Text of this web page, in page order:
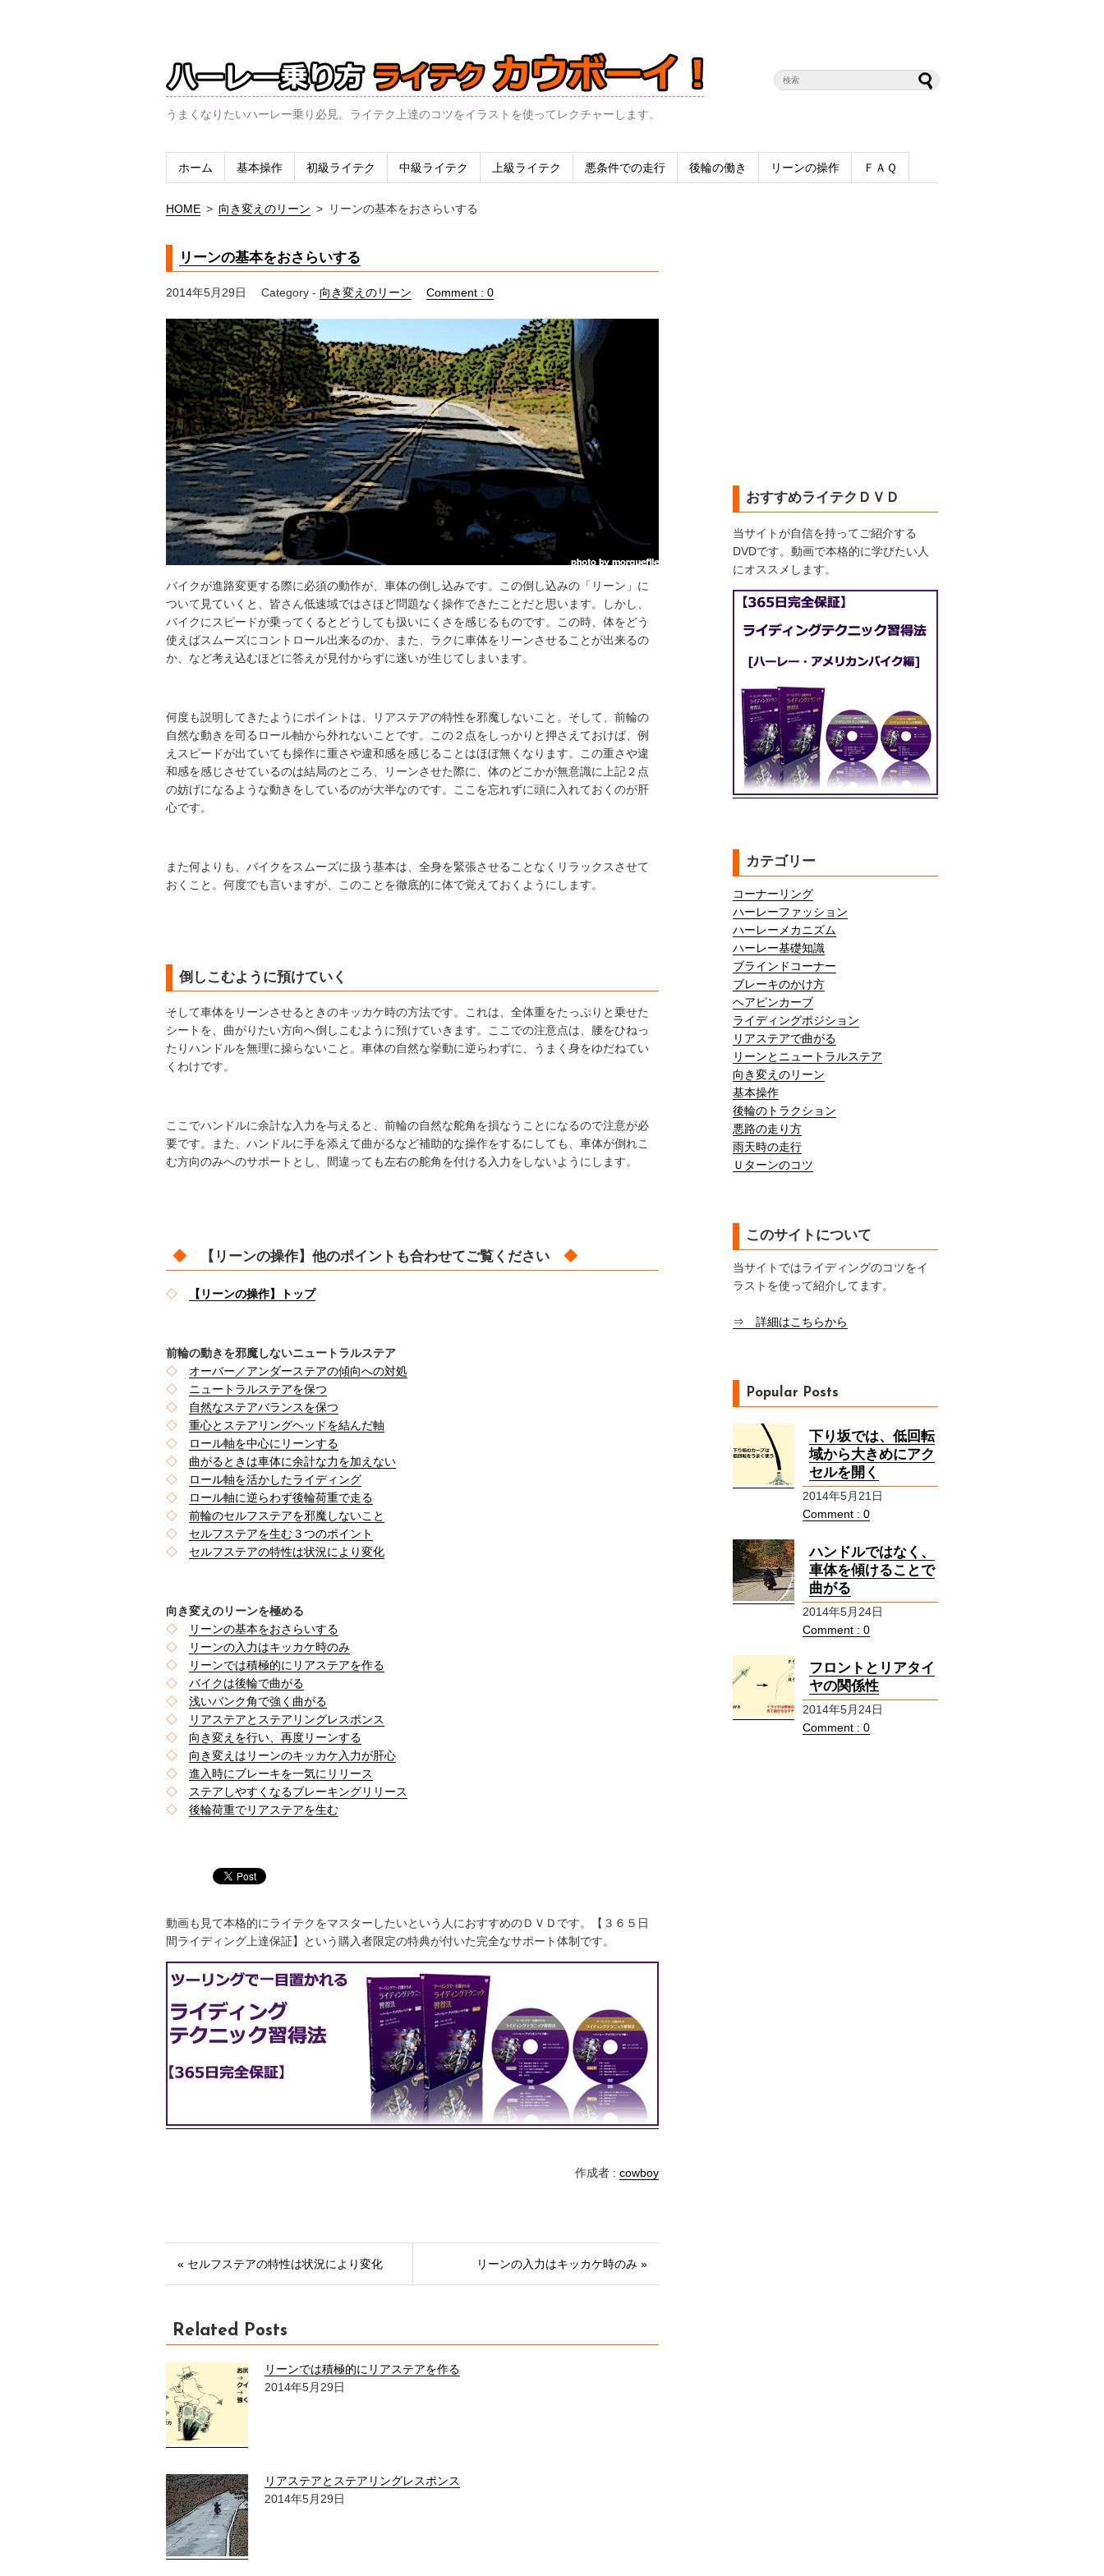
うまくなりたいハーレー乗り必見。ライテク上達のコツをイラストを使ってレクチャーします。
ホーム 基本操作 初級ライテク 中級ライテク 上級ライテク 悪条件での走行 後輪の働き リーンの操作 ＦＡＱ
HOME > 向き変えのリーン > リーンの基本をおさらいする
リーンの基本をおさらいする
2014年5月29日 Category - 向き変えのリーン Comment : 0
バイクが進路変更する際に必須の動作が、車体の倒し込みです。この倒し込みの「リーン」に
ついて見ていくと、皆さん低速域ではさほど問題なく操作できたことだと思います。しかし、
バイクにスピードが乗ってくるとどうしても扱いにくさを感じるものです。この時、体をどう
使えばスムーズにコントロール出来るのか、また、ラクに車体をリーンさせることが出来るの
か、など考え込むほどに答えが見付からずに迷いが生じてしまいます。
何度も説明してきたようにポイントは、リアステアの特性を邪魔しないこと。そして、前輪の
自然な動きを司るロール軸から外れないことです。この２点をしっかりと押さえておけば、例
えスピードが出ていても操作に重さや違和感を感じることはほぼ無くなります。この重さや違
和感を感じさせているのは結局のところ、リーンさせた際に、体のどこかが無意識に上記２点
の妨げになるような動きをしているのが大半なのです。ここを忘れずに頭に入れておくのが肝
心です。
また何よりも、バイクをスムーズに扱う基本は、全身を緊張させることなくリラックスさせて
おくこと。何度でも言いますが、このことを徹底的に体で覚えておくようにします。
倒しこむように預けていく
そして車体をリーンさせるときのキッカケ時の方法です。これは、全体重をたっぷりと乗せた
シートを、曲がりたい方向へ倒しこむように預けていきます。ここでの注意点は、腰をひねっ
たりハンドルを無理に操らないこと。車体の自然な挙動に逆らわずに、うまく身をゆだねてい
くわけです。
ここでハンドルに余計な入力を与えると、前輪の自然な舵角を損なうことになるので注意が必
要です。また、ハンドルに手を添えて曲がるなど補助的な操作をするにしても、車体が倒れこ
む方向のみへのサポートとし、間違っても左右の舵角を付ける入力をしないようにします。
◆ 【リーンの操作】他のポイントも合わせてご覧ください ◆
◇ 【リーンの操作】トップ
前輪の動きを邪魔しないニュートラルステア
◇
オーバー／アンダーステアの傾向への対処
◇
ニュートラルステアを保つ
◇
自然なステアバランスを保つ
◇
重心とステアリングヘッドを結んだ軸
◇
ロール軸を中心にリーンする
◇
曲がるときは車体に余計な力を加えない
◇
ロール軸を活かしたライディング
◇
ロール軸に逆らわず後輪荷重で走る
◇
前輪のセルフステアを邪魔しないこと
◇
セルフステアを生む３つのポイント
◇
セルフステアの特性は状況により変化
向き変えのリーンを極める
◇
リーンの基本をおさらいする
◇
リーンの入力はキッカケ時のみ
◇
リーンでは積極的にリアステアを作る
◇
バイクは後輪で曲がる
◇
浅いバンク角で強く曲がる
◇
リアステアとステアリングレスポンス
◇
向き変えを行い、再度リーンする
◇
向き変えはリーンのキッカケ入力が肝心
◇
進入時にブレーキを一気にリリース
◇
ステアしやすくなるブレーキングリリース
◇
後輪荷重でリアステアを生む
動画も見て本格的にライテクをマスターしたいという人におすすめのＤＶＤです。【３６５日
間ライディング上達保証】という購入者限定の特典が付いた完全なサポート体制です。
作成者 : cowboy
« セルフステアの特性は状況により変化 リーンの入力はキッカケ時のみ »
Related Posts
リーンでは積極的にリアステアを作る
2014年5月29日
リアステアとステアリングレスポンス
2014年5月29日
おすすめライテクＤＶＤ
当サイトが自信を持ってご紹介する
DVDです。動画で本格的に学びたい人
にオススメします。
カテゴリー
コーナーリング
ハーレーファッション
ハーレーメカニズム
ハーレー基礎知識
ブラインドコーナー
ブレーキのかけ方
ヘアピンカーブ
ライディングポジション
リアステアで曲がる
リーンとニュートラルステア
向き変えのリーン
基本操作
後輪のトラクション
悪路の走り方
雨天時の走行
Ｕターンのコツ
このサイトについて
当サイトではライディングのコツをイ
ラストを使って紹介してます。
⇒ 詳細はこちらから
Popular Posts
下り坂では、低回転
域から大きめにアク
セルを開く
2014年5月21日
Comment : 0
ハンドルではなく、
車体を傾けることで
曲がる
2014年5月24日
Comment : 0
フロントとリアタイ
ヤの関係性
2014年5月24日
Comment : 0